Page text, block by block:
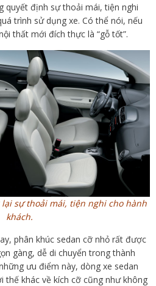
quyết định sự thoải mái, tiện nghi
trình sử dụng xe. Có thể nói, nếu
thất mới đích thực là “gỗ tốt”.
sự thoải mái, tiện nghi cho hành
khách.
phân khúc sedan cỡ nhỏ rất được
gàng, dễ di chuyển trong thành
ưu điểm này, dòng xe sedan
thế khác về kích cỡ cũng như không